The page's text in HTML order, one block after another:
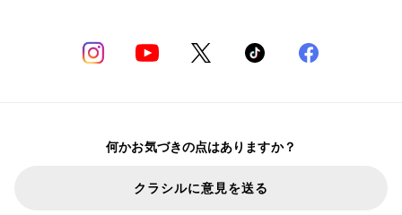
何かお気づきの点はありますか？
クラシルに意見を送る